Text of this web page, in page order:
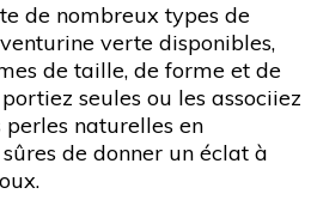
de nombreux types de
verte disponibles,
de taille, de forme et de
seules ou les associiez
perles naturelles en
de donner un éclat à